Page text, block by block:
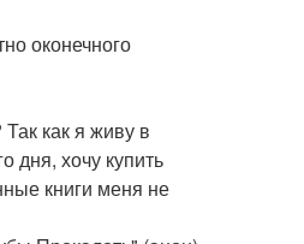
оконечного
как я живу в
дня, хочу купить
книги меня не